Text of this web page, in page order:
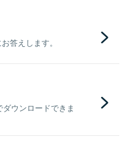
答えします。
ウンロードできま